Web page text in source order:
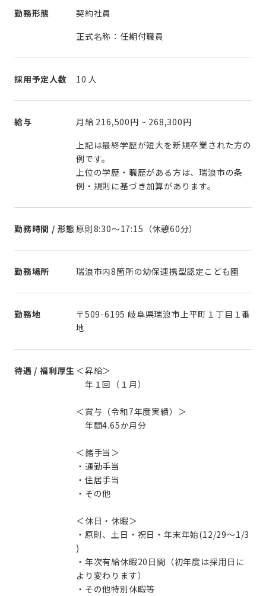
勤務形態
契約社員
正式名称：任期付職員
採用予定人数 10 人
給与 月給 216,500円 ~ 268,300円
上記は最終学歴が短大を新規卒業された方の
例です。
上位の学歴・職歴がある方は、瑞浪市の条
例・規則に基づき加算があります。
勤務時間 / 形態原則8:30〜17:15（休憩60分）
勤務場所 瑞浪市内8箇所の幼保連携型認定こども園
勤務地
〒509-6195 岐阜県瑞浪市上平町１丁目１番
地
待遇 / 福利厚生 ＜昇給＞
年１回（１月）
＜賞与（令和7年度実績）＞
年間4.65か月分
＜諸手当＞
・通勤手当
・住居手当
・その他
＜休日・休暇＞
・原則、土日・祝日・年末年始(12/29〜1/3
)
・年次有給休暇20日間（初年度は採用日に
より変わります）
・その他特別休暇等